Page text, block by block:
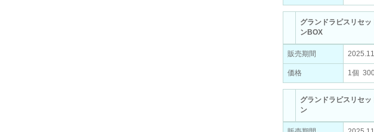
グランドラピスリセッ
ンBOX
販売期間
価格 1個
グランドラピスリセッ
ン